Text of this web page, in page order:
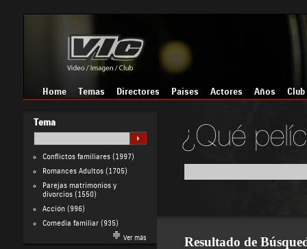
Home Temas Directores Países Actores Años Club
Tema
Conflictos familiares(1997)
Romances Adultos(1705)
Parejas matrimonios y
divorcios(1550)
Acción(996)
Comedia familiar(935)
Ver más Resultado de